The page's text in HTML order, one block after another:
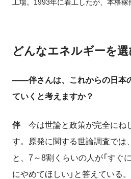
工場。1993年に着工したが、本格稼
どんなエネルギーを
――伴さんは、これからの日本
ていくと考えますか？
伴今は世論と政策が完全にね
す。原発に関する世論調査では
と、7～8割くらいの人が「すぐ
にやめてほしい」と答えている